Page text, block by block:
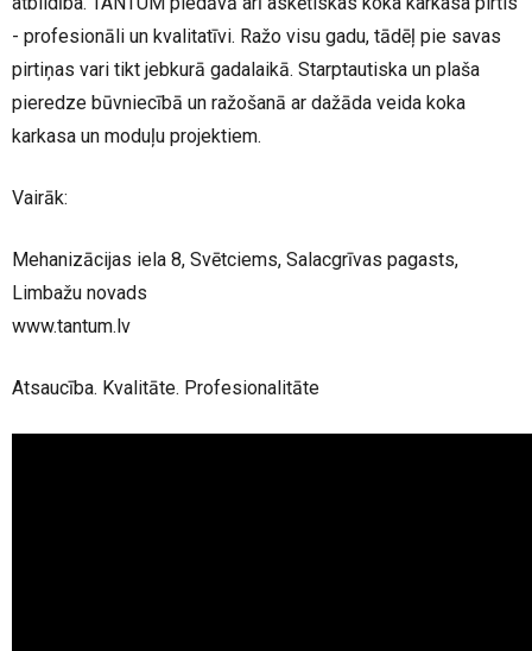
- profesionāli un kvalitatīvi. Ražo visu gadu, tādēļ pie savas
pirtiņas vari tikt jebkurā gadalaikā. Starptautiska un plaša
pieredze būvniecībā un ražošanā ar dažāda veida koka
karkasa un moduļu projektiem.
Vairāk:
Mehanizācijas iela 8, Svētciems, Salacgrīvas pagasts,
Limbažu novads
www.tantum.lv
Atsaucība. Kvalitāte. Profesionalitāte